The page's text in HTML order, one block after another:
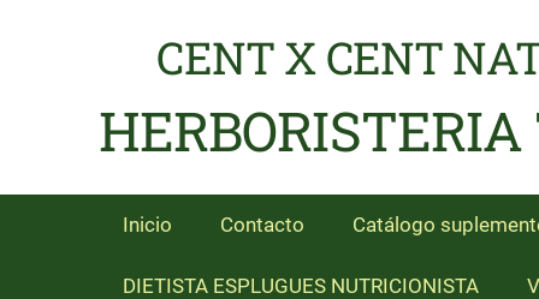
CENT X CENT
Inicio Contacto Catálogo
DIETISTA ESPLUGUES NUTRICIONISTA